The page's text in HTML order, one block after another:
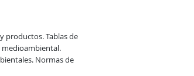
productos. Tablas de
medioambiental.
Normas de